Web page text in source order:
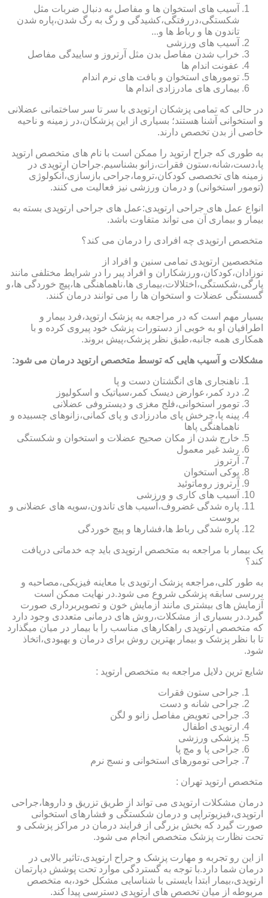
آسیب های استخوان ها و مفاصل به دنبال ضربات مثل
شکستگی،دررفتگی،کشیدگی و رگ به رگ شدن،پاره شدن
تاندون ها و رباط ها و...
آسیب های ورزشی
خراب شدن مفاصل بدن مثل آرتروز و ساییدگی مفاصل
عفونت اندام ها
تومورهای استخوان و بافت های نرم اندام
بیماری های مادرزادی اندام ها
در حالی که تمامی پزشکان ارتوپدی با سر تا سر ساختمانی عضلانی
و استخوانی آشنا هستند؛ بسیاری از این پزشکان،در زمینه و ناحیه
خاصی از بدن تخصص دارند.
به طوری که جراح ارتوپد را ممکن است با نام های متخصص ارتوپد
پا،دست،شانه،ستون فقرات،زانو بشناسیم.جراحان ارتوپدی در
زمینه های تخصصی کودکان،تروما،جراحی بازسازی،آنکولوژی
(تومور استخوانی) و درمان ورزشی نیز فعالیت می کنند.
انواع عمل های جراحی ارتوپدی:عمل های جراحی ارتوپدی بسته به
بیمار و بیماری آن می تواند متفاوت باشد.
متخصص ارتوپدی چه افرادی را درمان می کند؟
متخصصین ارتوپدی تمامی سنین و افراد از
نوزادان،کودکان،ورزشکاران و افراد پیر را در شرایط مختلفی مانند
پارگی،شکستگی،اختلالات،بیماری ها،ناهماهنگی ها،پیچ خوردگی ها،و
گسستگی عضلات و استخوان ها را می توانند درمان کنند.
بسیار مهم است که در مراجعه به پزشک ارتوپد،فرد بیمار و
اطرافیان او به خوبی از دستورات پزشک خود پیروی کرده و با
همکاری همه جانبه،طبق نظر پزشک،پیش بروند.
مشکلات و آسیب هایی که توسط متخصص ارتوپد درمان می شود:
ناهنجاری های انگشتان دست و پا
درد کمر،عوارض دیسک کمر،سیاتیک و اسکولیوز
تومور استخوانی،فلج مغزی و دیستروفی عضلانی
پینه پا،چرخش پای مادرزادی و پای کمانی،زانوهای چسبیده و
ناهماهنگی پاها
خارج شدن از مکان صحیح عضلات و استخوان و شکستگی
رشد غیر معمول
آرتروز
پوکی استخوان
آرتروز روماتوئید
آسیب های کاری و ورزشی
پاره شدگی غضروف،آسیب های تاندون،سویه های عضلانی و
بروست
پاره شدگی رباط ها،فشارها و پیچ خوردگی
یک بیمار با مراجعه به متخصص ارتوپدی باید چه خدماتی دریافت
کند؟
به طور کلی،مراجعه پزشک ارتوپدی با معاینه فیزیکی،مصاحبه و
بررسی سابقه پزشکی شروع می شود.در نهایت ممکن است
آزمایش های بیشتری مانند آزمایش خون و تصویربرداری صورت
گیرد.در بسیاری از مشکلات،روش های درمانی متعددی وجود دارد
که متخصص ارتوپدی راهکارهای مناسب را با بیمار در میان میگذارد
تا با نظر پزشک و بیمار بهترین روش برای درمان و بهبودی،اتخاذ
شود.
شایع ترین دلایل مراجعه به متخصص ارتوپد :
جراحی ستون فقرات
جراحی شانه و دست
جراحی تعویض مفاصل زانو و لگن
ارتوپدی اطفال
پزشکی ورزشی
جراحی پا و مچ پا
جراحی تومورهای استخوانی و نسج نرم
متخصص ارتوپد تهران :
درمان مشکلات ارتوپدی می تواند از طریق تزریق و داروها،جراحی
ارتوپدی،فیزیوتراپی و درمان شکستگی و فشارهای استخوانی
صورت گیرد که بخش بزرگی از فرایند درمان در مراکز پزشکی و
تحت نظارت پزشک متخصص انجام می شود.
از این رو تجربه و مهارت پزشک و جراح ارتوپدی،تاثیر بالایی در
درمان شما دارد.با توجه به گستردگی موارد تحت پوشش دپارتمان
ارتوپدی،بیمار ابتدا بایستی با شناسایی مشکل خود،به متخصص
مربوطه از میان تخصص های ارتوپدی دسترسی پیدا کند.